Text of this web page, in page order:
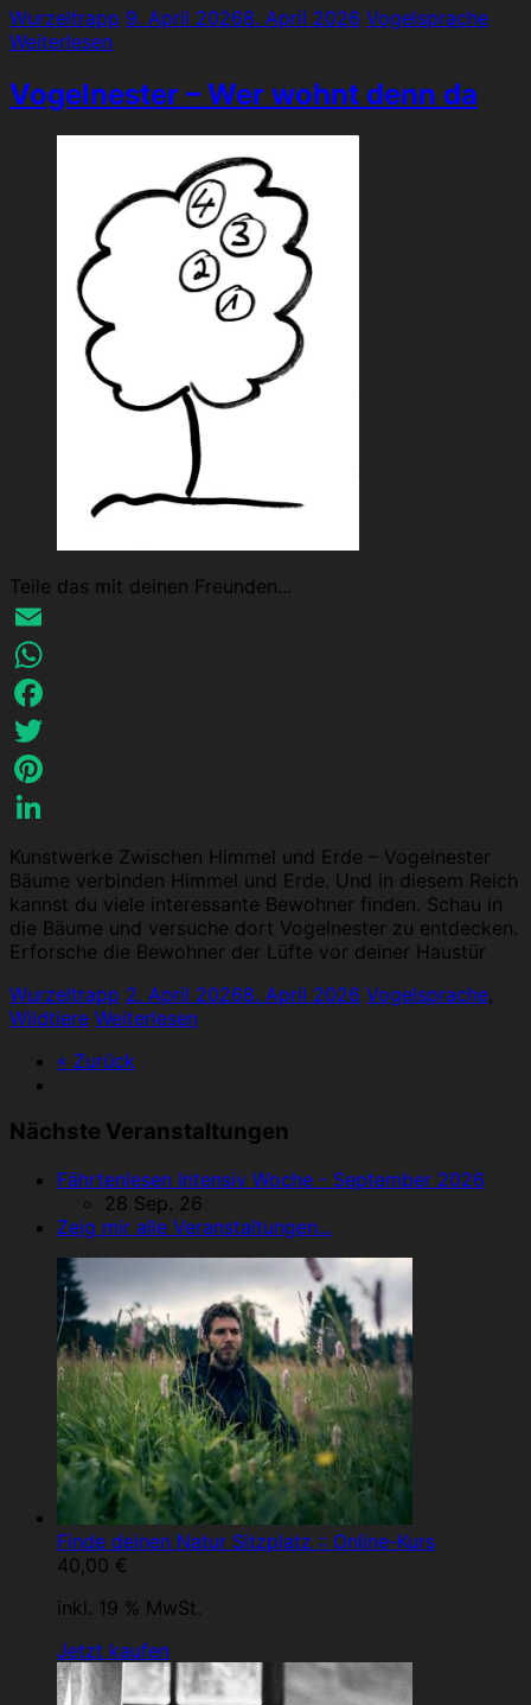
Wurzeltrapp 9. April 20268. April 2026 Vogelsprache
Weiterlesen
Vogelnester – Wer wohnt denn da
Teile das mit deinen Freunden...
Email
WhatsApp
Facebook
Twitter
Pinterest
Kunstwerke Zwischen Himmel und Erde – Vogelnester
Bäume verbinden Himmel und Erde. Und in diesem Reich
kannst du viele interessante Bewohner finden. Schau in
die Bäume und versuche dort Vogelnester zu entdecken.
Erforsche die Bewohner der Lüfte vor deiner Haustür
Wurzeltrapp 2. April 20268. April 2026 Vogelsprache
Wildtiere Weiterlesen
« Zurück
Nächste Veranstaltungen
Fährtenlesen Intensiv Woche - September 2026
28 Sep. 26
Zeig mir alle Veranstaltungen...
Finde deinen Natur Sitzplatz :: Online-Kurs
40,00 €
inkl. 19 % MwSt.
Jetzt kaufen